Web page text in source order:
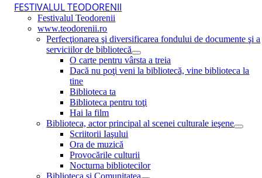
FESTIVALUL TEODORENII
Festivalul Teodorenii
www.teodorenii.ro
Perfecţionarea şi diversificarea fondului de documente şi a
serviciilor de bibliotecă
O carte pentru vârsta a treia
Dacă nu poţi veni la bibliotecă, vine biblioteca la
tine
Biblioteca ta
Biblioteca pentru toţi
Hai la film
Biblioteca, actor principal al scenei culturale ieşene
Scriitorii Iaşului
Ora de muzică
Provocările culturii
Nocturna bibliotecilor
Biblioteca și Comunitatea